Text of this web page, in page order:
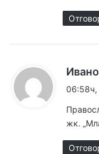
06:58ч,
жк.